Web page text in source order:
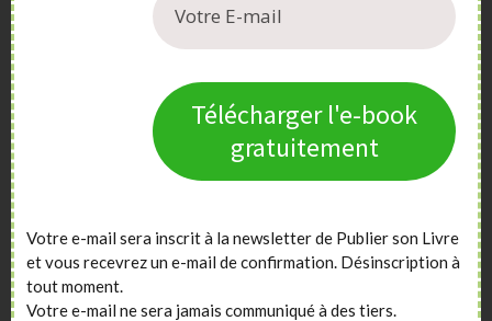
Vous aimeriez vendre plus de livres ?
Nos articles, vidéos et formations vont vous
Télécharger l'e-book
gratuitement
Votre e-mail sera inscrit à la newsletter de Publier son Livre
et vous recevrez un e-mail de confirmation. Désinscription à
tout moment.
Votre e-mail ne sera jamais communiqué à des tiers.